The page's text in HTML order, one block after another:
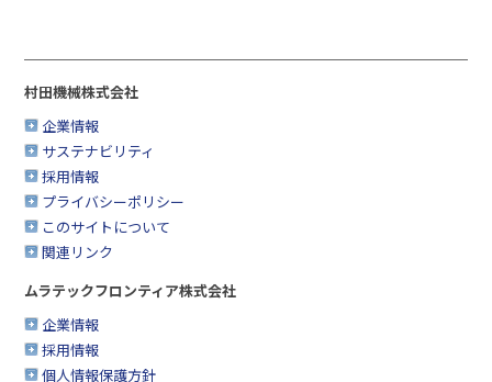
村田機械株式会社
企業情報
サステナビリティ
採用情報
プライバシーポリシー
このサイトについて
関連リンク
ムラテックフロンティア株式会社
企業情報
採用情報
個人情報保護方針